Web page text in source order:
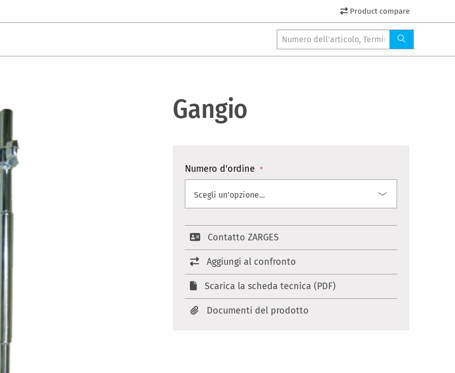
Product compare
Gangio
Numero d'ordine
Contatto ZARGES
Aggiungi al confronto
Scarica la scheda tecnica (PDF)
Documenti del prodotto